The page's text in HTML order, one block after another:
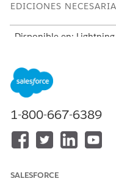
EDICIONES
Disponible en: Lightning
complementaria
activos o en
Developer
o actualizar
1-800-667-6389
SALESFORCE